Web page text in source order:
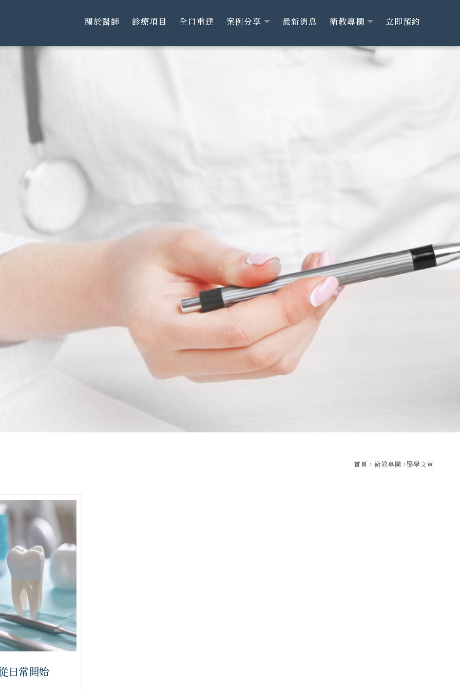
關於醫師 診療項目 全口重建 案例分享 最新消息 衛教專欄 立即預約
首頁 > 衛教專欄 >醫學文章
日常開始